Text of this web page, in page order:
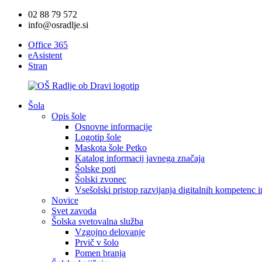
02 88 79 572
info@osradlje.si
Office 365
eAsistent
Stran
Šola
Opis šole
Osnovne informacije
Logotip šole
Maskota šole Petko
Katalog informacij javnega značaja
Šolske poti
Šolski zvonec
Vsešolski pristop razvijanja digitalnih kompetenc
Novice
Svet zavoda
Šolska svetovalna služba
Vzgojno delovanje
Prvič v šolo
Pomen branja